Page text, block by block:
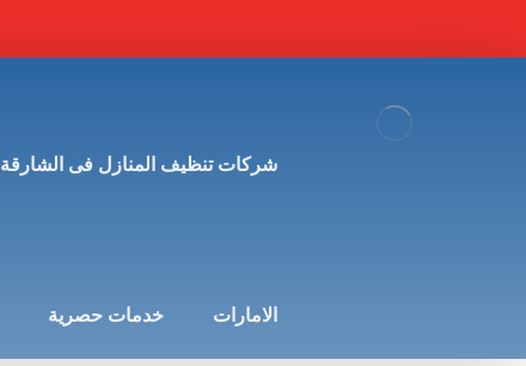
شركات تنظيف المنازل فى الشارقة
الامارات خدمات حصرية